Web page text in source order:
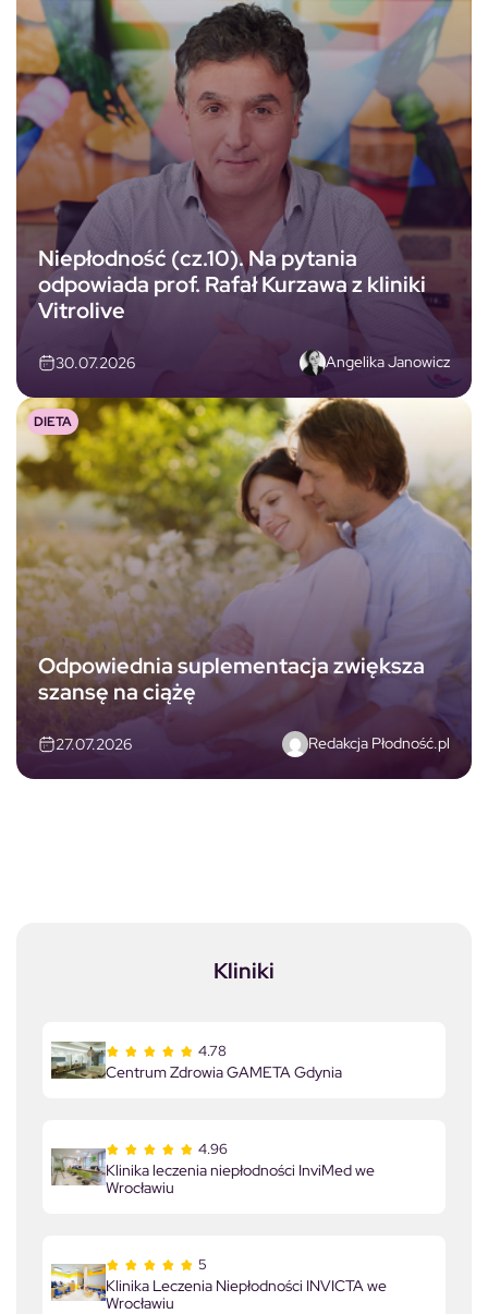
Niepłodność (cz.10). Na pytania
odpowiada prof. Rafał Kurzawa z kliniki
Vitrolive
30.07.2026 Angelika Janowicz
Odpowiednia suplementacja zwiększa
szansę na ciążę
27.07.2026 Redakcja Płodność.pl
DIETA
Kliniki
4.78
Centrum Zdrowia GAMETA Gdynia
4.96
Klinika leczenia niepłodności InviMed we
Wrocławiu
5
Klinika Leczenia Niepłodności INVICTA we
Wrocławiu